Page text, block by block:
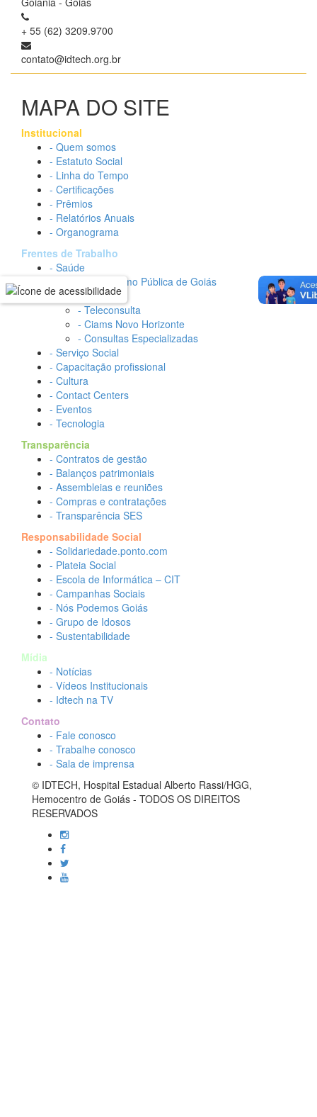
+ 55 (62) 3209.9700
contato@idtech.org.br
MAPA DO SITE
Institucional
- Quem somos
- Estatuto Social
- Linha do Tempo
- Certificações
- Prêmios
- Relatórios Anuais
- Organograma
Frentes de Trabalho
- Saúde
- Rede Hemo Pública de Goiás
- HGG
- Teleconsulta
- Ciams Novo Horizonte
- Consultas Especializadas
- Serviço Social
- Capacitação profissional
- Cultura
- Contact Centers
- Eventos
- Tecnologia
Transparência
- Contratos de gestão
- Balanços patrimoniais
- Assembleias e reuniões
- Compras e contratações
- Transparência SES
Responsabilidade Social
- Solidariedade.ponto.com
- Plateia Social
- Escola de Informática – CIT
- Campanhas Sociais
- Nós Podemos Goiás
- Grupo de Idosos
- Sustentabilidade
Mídia
- Notícias
- Vídeos Institucionais
- Idtech na TV
Contato
- Fale conosco
- Trabalhe conosco
- Sala de imprensa
© IDTECH, Hospital Estadual Alberto Rassi/HGG,
Hemocentro de Goiás - TODOS OS DIREITOS
RESERVADOS